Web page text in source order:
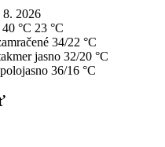
8. 2026
40 °C 23 °C
34/22 °C
32/20 °C
36/16 °C